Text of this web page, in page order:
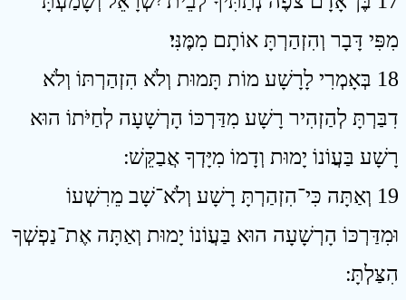
מִפִּי דָּבָר וְהִזְהַרְתָּ אוֹתָם מִמֶּנִּי׃
18 בְּאָמְרִי לָרָשָׁע מוֹת תָּמוּת וְלֹא הִזְהַרְתּוֹ וְלֹא
דִבַּרְתָּ לְהַזְהִיר רָשָׁע מִדַּרְכּוֹ הָרְשָׁעָה לְחַיֹּתוֹ הוּא
רָשָׁע בַּעֲוֹנוֹ יָמוּת וְדָמוֹ מִיָּדְךָ אֲבַקֵּשׁ ׃
19 וְאַתָּה כִּי־הִזְהַרְתָּ רָשָׁע וְלֹא־שָׁב מֵרִשְׁעוֹ
וּמִדַּרְכּוֹ הָרְשָׁעָה הוּא בַּעֲוֹנוֹ יָמוּת וְאַתָּה אֶת־נַפְשְׁךָ
הִצַּלְתָּ ׃